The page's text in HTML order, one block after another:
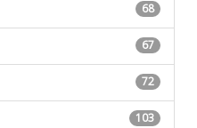
68
67
72
103